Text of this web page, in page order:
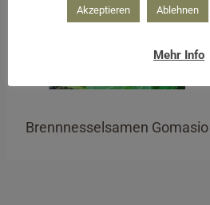
Brennnesselsamen
Akzeptieren Ablehnen
Mehr Info